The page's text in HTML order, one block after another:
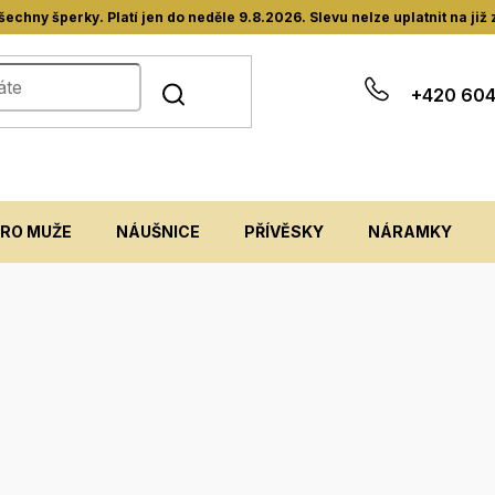
šperky. Platí jen do neděle 9.8.2026. Slevu nelze uplatnit na
+420
MUŽE NÁUŠNICE PŘÍVĚSKY NÁRAMKY